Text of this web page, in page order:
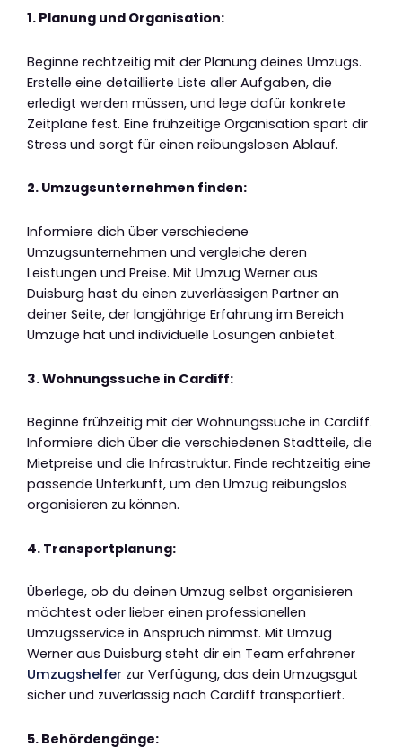
1. Planung und Organisation:
Beginne rechtzeitig mit der Planung deines Umzugs.
Erstelle eine detaillierte Liste aller Aufgaben, die
erledigt werden müssen, und lege dafür konkrete
Zeitpläne fest. Eine frühzeitige Organisation spart dir
Stress und sorgt für einen reibungslosen Ablauf.
2. Umzugsunternehmen finden:
Informiere dich über verschiedene
Umzugsunternehmen und vergleiche deren
Leistungen und Preise. Mit Umzug Werner aus
Duisburg hast du einen zuverlässigen Partner an
deiner Seite, der langjährige Erfahrung im Bereich
Umzüge hat und individuelle Lösungen anbietet.
3. Wohnungssuche in Cardiff:
Beginne frühzeitig mit der Wohnungssuche in Cardiff.
Informiere dich über die verschiedenen Stadtteile, die
Mietpreise und die Infrastruktur. Finde rechtzeitig eine
passende Unterkunft, um den Umzug reibungslos
organisieren zu können.
4. Transportplanung:
Überlege, ob du deinen Umzug selbst organisieren
möchtest oder lieber einen professionellen
Umzugsservice in Anspruch nimmst. Mit Umzug
Werner aus Duisburg steht dir ein Team erfahrener
Umzugshelfer zur Verfügung, das dein Umzugsgut
sicher und zuverlässig nach Cardiff transportiert.
5. Behördengänge: